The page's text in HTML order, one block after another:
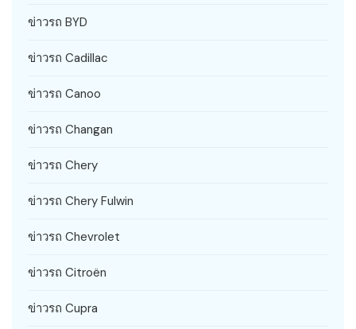
ข่าวรถ BYD
ข่าวรถ Cadillac
ข่าวรถ Canoo
ข่าวรถ Changan
ข่าวรถ Chery
ข่าวรถ Chery Fulwin
ข่าวรถ Chevrolet
ข่าวรถ Citroën
ข่าวรถ Cupra